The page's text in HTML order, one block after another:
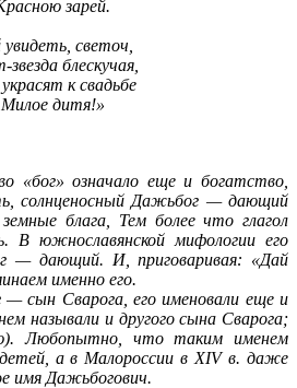
зарей.
увидеть, светоч,
звезда блескучая,
к свадьбе
Милое дитя!»
означало еще и богатство,
солнценосный Дажьбог — дающий
блага, Тем более что глагол
В южнославянской мифологии его
— дающий. И, приговаривая: «Дай
именно его.
Сварога, его именовали еще и
называли и другого сына Сварога;
Любопытно, что таким именем
детей, а в Малороссии в XIV в. даже
имя Дажьбогович.